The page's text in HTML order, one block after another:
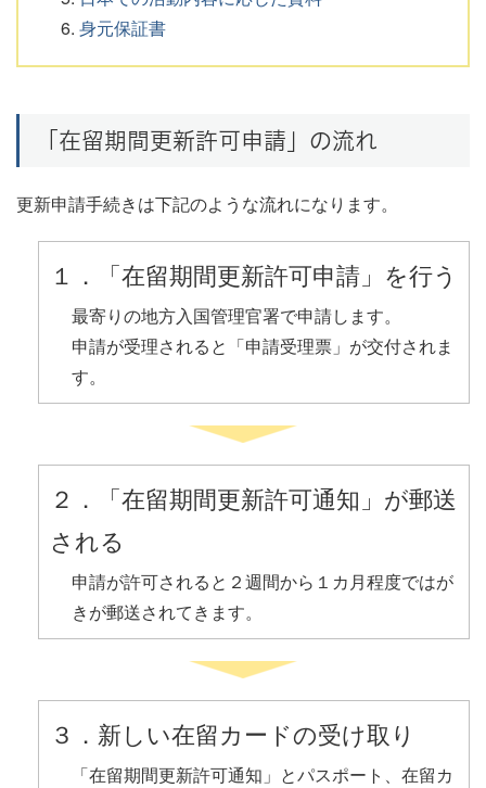
身元保証書
「在留期間更新許可申請」の流れ
更新申請手続きは下記のような流れになります。
１．「在留期間更新許可申請」を行う
最寄りの地方入国管理官署で申請します。
申請が受理されると「申請受理票」が交付されま
す。
２．「在留期間更新許可通知」が郵送
される
申請が許可されると２週間から１カ月程度ではが
きが郵送されてきます。
３．新しい在留カードの受け取り
「在留期間更新許可通知」とパスポート、在留カ